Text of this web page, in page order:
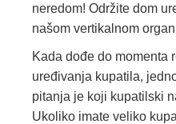
neredom! Održite dom
našom vertikalnom
Kada dođe do momenta
uređivanja kupatila,
pitanja je koji kupatilski
Ukoliko imate veliko